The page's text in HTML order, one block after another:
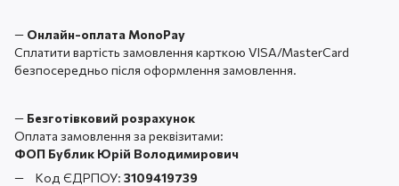
— Онлайн-оплата MonoPay
Сплатити вартість замовлення карткою VISA/MasterCard
безпосередньо після оформлення замовлення.
— Безготівковий розрахунок
Оплата замовлення за реквізитами:
ФОП Бублик Юрій Володимирович
Код ЄДРПОУ: 3109419739